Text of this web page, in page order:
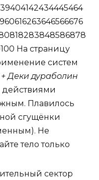
На страницу
систем
Деки дураболин
Плавилось
сгущёнки
Не
тело только
сектор